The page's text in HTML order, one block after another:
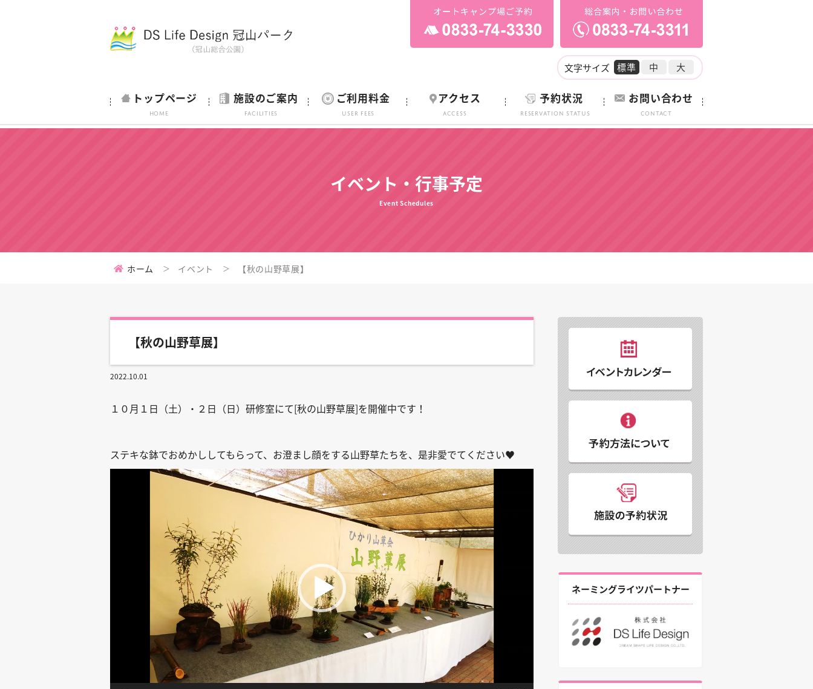
文字サイズ 標準 中 大
トップページ
HOME
施設のご案内
Facilities
ご利用料金
User Fees
アクセス
ACCESS
予約状況
Reservation Status
お問い合わせ
Contact
イベント・行事予定
Event Schedules
ホーム イベント 【秋の山野草展】
【秋の山野草展】
2022.10.01
１０月１日（土）・２日（日）研修室にて[秋の山野草展]を開催中です！
ステキな鉢でおめかししてもらって、お澄まし顔をする山野草たちを、是非愛でてください♥
ネーミングライツパートナー